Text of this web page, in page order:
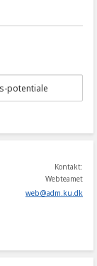
Kontakt:
Webteamet
web@adm.ku.dk